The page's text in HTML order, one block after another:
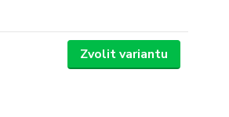
Zvolit variantu